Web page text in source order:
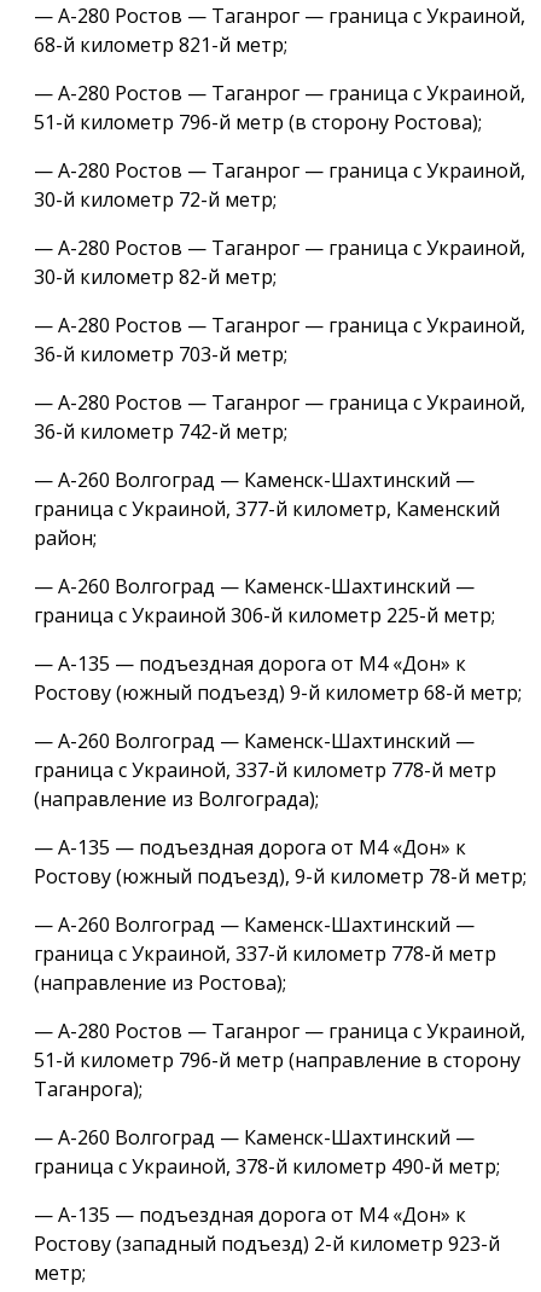
— А-280 Ростов — Таганрог — граница с Украиной,
68-й километр 821-й метр;
— А-280 Ростов — Таганрог — граница с Украиной,
51-й километр 796-й метр (в сторону Ростова);
— А-280 Ростов — Таганрог — граница с Украиной,
30-й километр 72-й метр;
— А-280 Ростов — Таганрог — граница с Украиной,
30-й километр 82-й метр;
— А-280 Ростов — Таганрог — граница с Украиной,
36-й километр 703-й метр;
— А-280 Ростов — Таганрог — граница с Украиной,
36-й километр 742-й метр;
— А-260 Волгоград — Каменск-Шахтинский —
граница с Украиной, 377-й километр, Каменский
район;
— А-260 Волгоград — Каменск-Шахтинский —
граница с Украиной 306-й километр 225-й метр;
— А-135 — подъездная дорога от М4 «Дон» к
Ростову (южный подъезд) 9-й километр 68-й метр;
— А-260 Волгоград — Каменск-Шахтинский —
граница с Украиной, 337-й километр 778-й метр
(направление из Волгограда);
— А-135 — подъездная дорога от М4 «Дон» к
Ростову (южный подъезд), 9-й километр 78-й метр;
— А-260 Волгоград — Каменск-Шахтинский —
граница с Украиной, 337-й километр 778-й метр
(направление из Ростова);
— А-280 Ростов — Таганрог — граница с Украиной,
51-й километр 796-й метр (направление в сторону
Таганрога);
— А-260 Волгоград — Каменск-Шахтинский —
граница с Украиной, 378-й километр 490-й метр;
— А-135 — подъездная дорога от М4 «Дон» к
Ростову (западный подъезд) 2-й километр 923-й
метр;